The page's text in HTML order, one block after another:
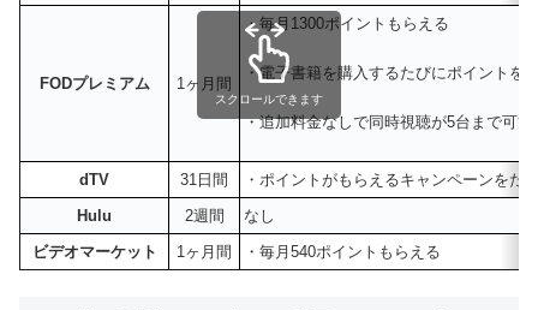
FODプレミアム 1ヶ月間
・毎月1300ポイントもらえる
・電子書籍を購入するたびにポイントを
・追加料金なしで同時視聴が5台まで可能
dTV 31日間
・ポイントがもらえるキャンペーンをた
Hulu
2週間
なし
ビデオマーケット
1ヶ月間 ・毎月540ポイントもらえる
スクロールできます